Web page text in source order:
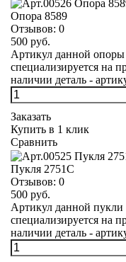
Опора 8589
Отзывов: 0
500 руб.
Артикул данной
специализируется на
наличии деталь -
Заказать
Купить в 1 клик
Сравнить
Пукля 2751С
Отзывов: 0
500 руб.
Артикул данной
специализируется на
наличии деталь -